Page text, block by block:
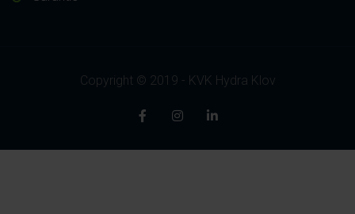
Copyright © 2019 - KVK Hydra Klov